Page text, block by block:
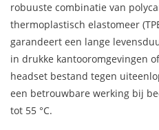
robuuste combinatie van
thermoplastisch elastomeer
garandeert een lange
in drukke kantooromgevingen
headset bestand tegen
een betrouwbare werking bij
tot 55 °C.